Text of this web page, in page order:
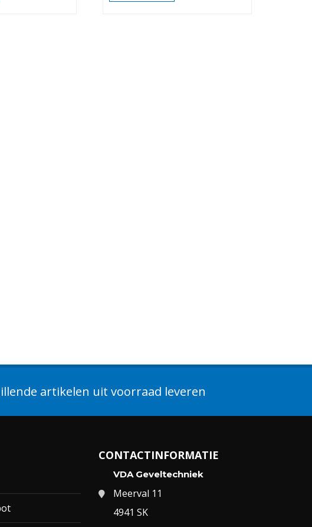
artikelen uit voorraad leveren
CONTACTINFORMATIE
VDA Geveltechniek
Meerval 11
4941 SK